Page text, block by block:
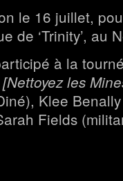
le 16 juillet,
de ‘Trinity’, au
à la
[Nettoyez les
Klee
Fields